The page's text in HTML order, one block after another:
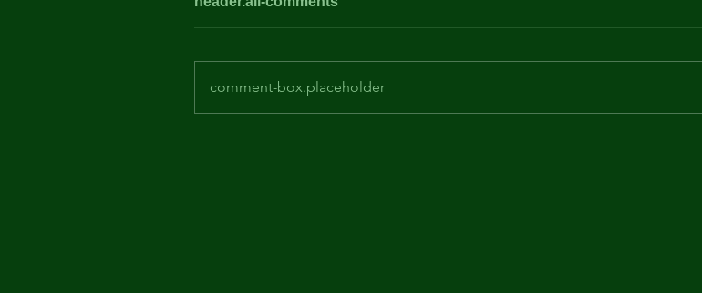
comment-box.placeholder